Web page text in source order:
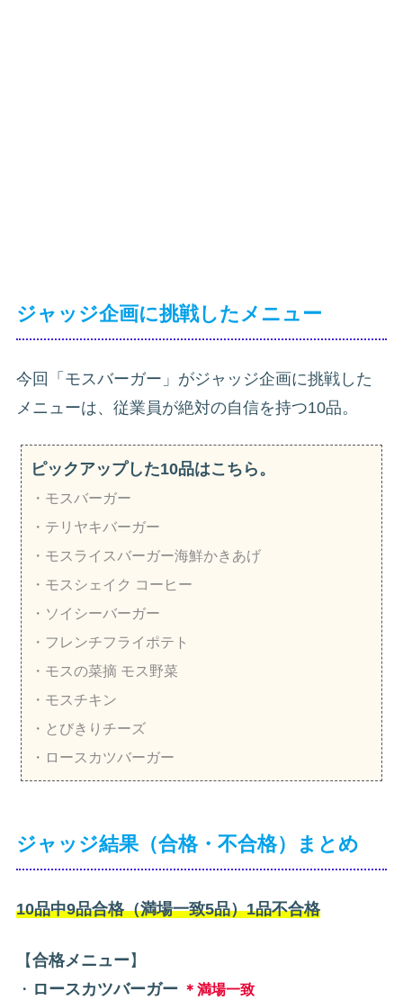
ジャッジ企画に挑戦したメニュー
今回「モスバーガー」がジャッジ企画に挑戦した
メニューは、従業員が絶対の自信を持つ10品。
ピックアップした10品はこちら。
・モスバーガー
・テリヤキバーガー
・モスライスバーガー海鮮かきあげ
・モスシェイク コーヒー
・ソイシーバーガー
・フレンチフライポテト
・モスの菜摘 モス野菜
・モスチキン
・とびきりチーズ
・ロースカツバーガー
ジャッジ結果（合格・不合格）まとめ
10品中9品合格（満場一致5品）1品不合格
【合格メニュー】
・ ロースカツバーガー ＊満場一致